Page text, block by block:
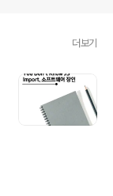
더보기